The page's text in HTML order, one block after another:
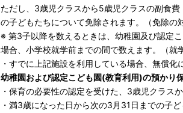
ただし、3歳児クラスから5歳児クラスの副食
の子どもたちについて免除されます。（免除の
※ 第3子以降を数えるときは、幼稚園及び認定
場合、小学校就学前までの間で数えます。（就
・すでに上記施設を利用している場合、無償化
幼稚園および認定こども園(教育利用)の預かり
・保育の必要性の認定を受けた、3歳児クラス
・満3歳になった日から次の3月31日までの子